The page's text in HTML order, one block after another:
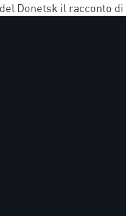
del Donetsk il racconto